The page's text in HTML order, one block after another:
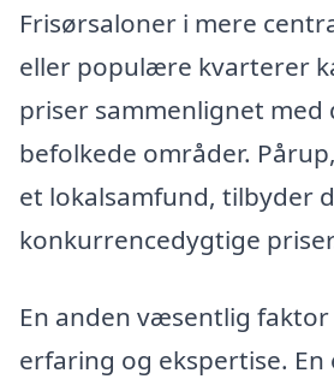
Frisørsaloner i mere
eller populære kvarterer
priser sammenlignet med
befolkede områder.
et lokalsamfund, tilbyder
konkurrencedygtige
En anden væsentlig
erfaring og ekspertise.